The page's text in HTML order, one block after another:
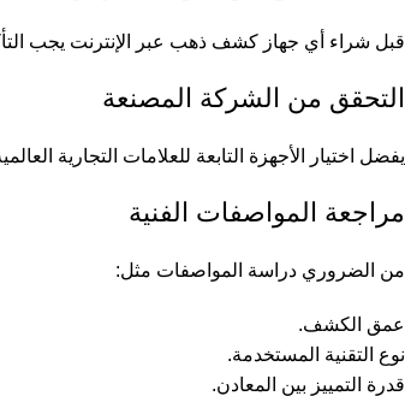
قبل شراء أي جهاز كشف ذهب عبر الإنترنت يجب
التحقق من الشركة المصنعة
يفضل اختيار الأجهزة التابعة للعلامات التجارية
مراجعة المواصفات الفنية
من الضروري دراسة المواصفات مثل:
عمق الكشف.
نوع التقنية المستخدمة.
قدرة التمييز بين المعادن.